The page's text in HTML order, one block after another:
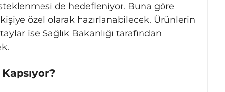
de hedefleniyor. Buna göre
özel olarak hazırlanabilecek. Ürünlerin
ise Sağlık Bakanlığı tarafından